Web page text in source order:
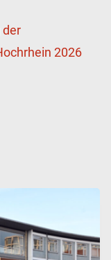
der
2026